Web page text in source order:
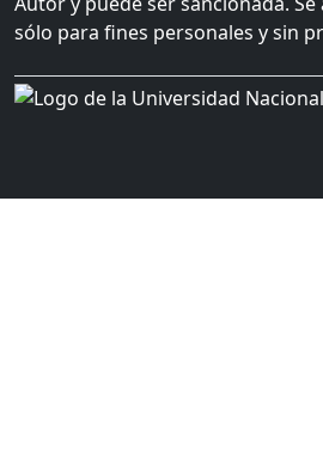
sólo para fines personales y sin